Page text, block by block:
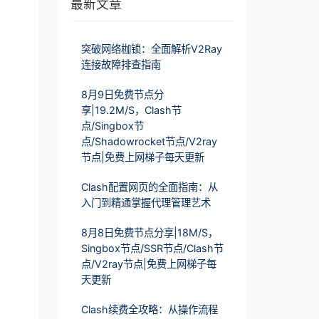
最新文章
突破网络枷锁：全面解析V2Ray
连接故障排查指南
8月9日免费节点分
享|19.2M/S，Clash节
点/Singbox节
点/Shadowrocket节点/V2ray
节点|免费上网梯子每天更新
Clash配置网页的全面指南：从
入门到精通掌握代理管理艺术
8月8日免费节点分享|18M/S，
Singbox节点/SSR节点/Clash节
点/V2ray节点|免费上网梯子每
天更新
Clash续费全攻略：从操作流程